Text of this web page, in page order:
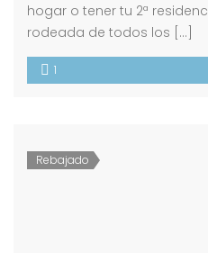
hogar o tener tu 2ª
rodeada de todos los […]
1
Rebajado